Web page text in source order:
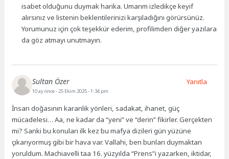
isabet olduğunu duymak harika. Umarım izledikçe keyif
alırsınız ve listenin beklentilerinizi karşıladığını görürsünüz.
Yorumunuz için çok teşekkür ederim, profilimden diğer yazılara
da göz atmayı unutmayın.
Sultan Özer
10 ay önce- 25 Ekim 2025 - 1:34 pm
İnsan doğasının karanlık yönleri, sadakat, ihanet, güç
mücadelesi… Aa, ne kadar da “yeni” ve “derin” fikirler. Gerçekten
mi? Sanki bu konuları ilk kez bu mafya dizileri gün yüzüne
çıkarıyormuş gibi bir hava var. Vallahi, ben bunları duymaktan
yoruldum. Machiavelli taa 16. yüzyılda “Prens”i yazarken, iktidar,
Yanıtla